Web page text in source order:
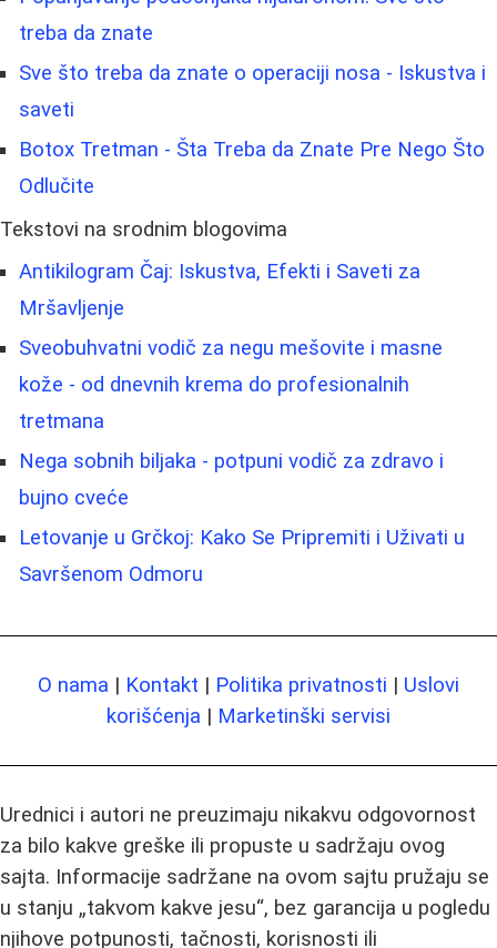
treba da znate
Sve što treba da znate o operaciji nosa - Iskustva i
saveti
Botox Tretman - Šta Treba da Znate Pre Nego Što
Odlučite
Tekstovi na srodnim blogovima
Antikilogram Čaj: Iskustva, Efekti i Saveti za
Mršavljenje
Sveobuhvatni vodič za negu mešovite i masne
kože - od dnevnih krema do profesionalnih
tretmana
Nega sobnih biljaka - potpuni vodič za zdravo i
bujno cveće
Letovanje u Grčkoj: Kako Se Pripremiti i Uživati u
Savršenom Odmoru
O nama | Kontakt | Politika privatnosti | Uslovi
korišćenja | Marketinški servisi
Urednici i autori ne preuzimaju nikakvu odgovornost
za bilo kakve greške ili propuste u sadržaju ovog
sajta. Informacije sadržane na ovom sajtu pružaju se
u stanju „takvom kakve jesu“, bez garancija u pogledu
njihove potpunosti, tačnosti, korisnosti ili